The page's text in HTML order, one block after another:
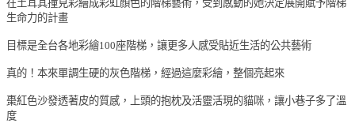
在土耳其撞見彩繪成彩虹顏色的階梯藝術，受到感動的她決定展開賦予階梯
生命力的計畫
目標是全台各地彩繪100座階梯，讓更多人感受貼近生活的公共藝術
真的！本來單調生硬的灰色階梯，經過這麼彩繪，整個亮起來
棗紅色沙發透著皮的質感，上頭的抱枕及活靈活現的貓咪，讓小巷子多了溫
度